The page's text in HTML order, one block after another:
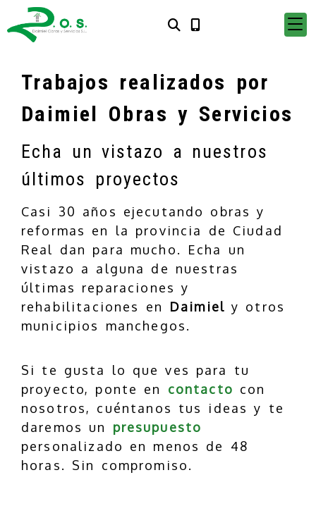
Trabajos realizados por
Daimiel Obras y Servicios
Echa un vistazo a nuestros
últimos proyectos
Casi 30 años ejecutando obras y
reformas en la provincia de Ciudad
Real dan para mucho. Echa un
vistazo a alguna de nuestras
últimas reparaciones y
rehabilitaciones en Daimiel y otros
municipios manchegos.
Si te gusta lo que ves para tu
proyecto, ponte en contacto con
nosotros, cuéntanos tus ideas y te
daremos un presupuesto
personalizado en menos de 48
horas. Sin compromiso.